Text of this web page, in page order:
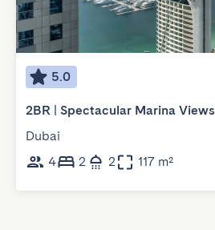
5.0
2BR | Spectacular Marina Views
Dubai
4
2 2 117 m²